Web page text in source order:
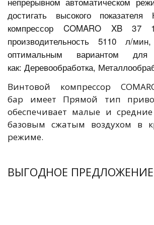
достигать высокого
компрессор COMARO XB 37
производительность 5110 л/
оптимальным вариантом
как: Деревообработка,
Винтовой компрессор
бар имеет Прямой тип
обеспечивает малые и средние
базовым сжатым воздухом в
режиме.
ВЫГОДНОЕ ПРЕДЛОЖЕНИЕ